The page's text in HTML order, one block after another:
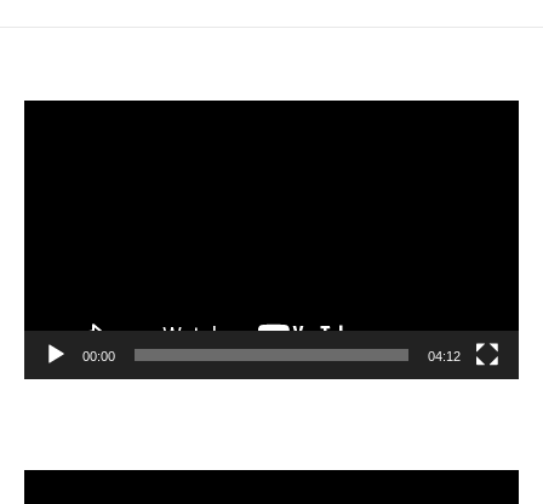
00:00 04:12